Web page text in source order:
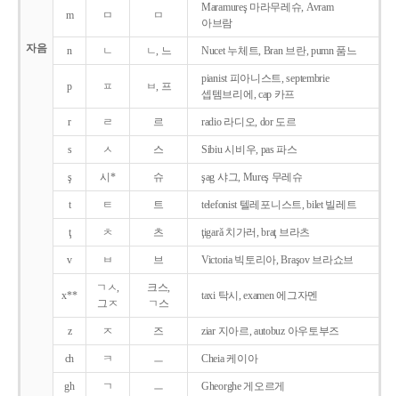
자음
m ㅁ ㅁ
Maramureş 마라무레슈, Avram
아브람
n ㄴ ㄴ, 느 Nucet 누체트, Bran 브란, pumn 품느
p ㅍ ㅂ, 프
pianist 피아니스트, septembrie
셉템브리에, cap 카프
r ㄹ 르 radio 라디오, dor 도르
s ㅅ 스 Sibiu 시비우, pas 파스
ş 시* 슈 şag 샤그, Mureş 무레슈
t ㅌ 트 telefonist 텔레포니스트, bilet 빌레트
ţ ㅊ 츠 ţigarǎ 치가러, braţ 브라츠
v ㅂ 브 Victoria 빅토리아, Braşov 브라쇼브
x**
ㄱㅅ,
그ㅈ
크스,
ㄱ스
taxi 탁시, examen 에그자멘
z ㅈ 즈 ziar 지아르, autobuz 아우토부즈
ch ㅋ ㅡ Cheia 케이아
gh ㄱ ㅡ Gheorghe 게오르게